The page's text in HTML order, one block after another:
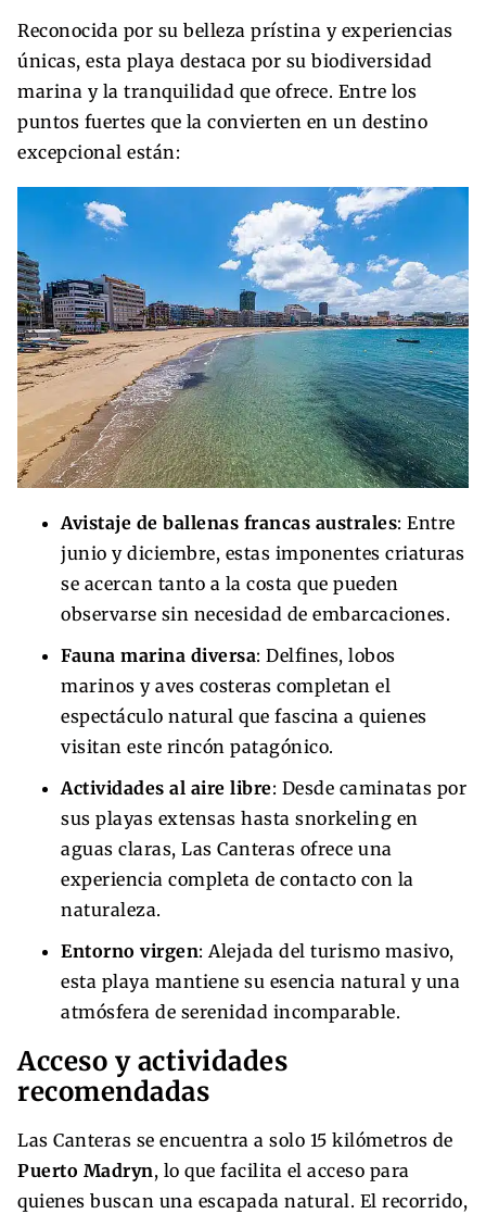
Reconocida por su belleza prístina y experiencias
únicas, esta playa destaca por su biodiversidad
marina y la tranquilidad que ofrece. Entre los
puntos fuertes que la convierten en un destino
excepcional están:
Avistaje de ballenas francas australes: Entre
junio y diciembre, estas imponentes criaturas
se acercan tanto a la costa que pueden
observarse sin necesidad de embarcaciones.
Fauna marina diversa: Delfines, lobos
marinos y aves costeras completan el
espectáculo natural que fascina a quienes
visitan este rincón patagónico.
Actividades al aire libre: Desde caminatas por
sus playas extensas hasta snorkeling en
aguas claras, Las Canteras ofrece una
experiencia completa de contacto con la
naturaleza.
Entorno virgen: Alejada del turismo masivo,
esta playa mantiene su esencia natural y una
atmósfera de serenidad incomparable.
Acceso y actividades
recomendadas
Las Canteras se encuentra a solo 15 kilómetros de
Puerto Madryn, lo que facilita el acceso para
quienes buscan una escapada natural. El recorrido,